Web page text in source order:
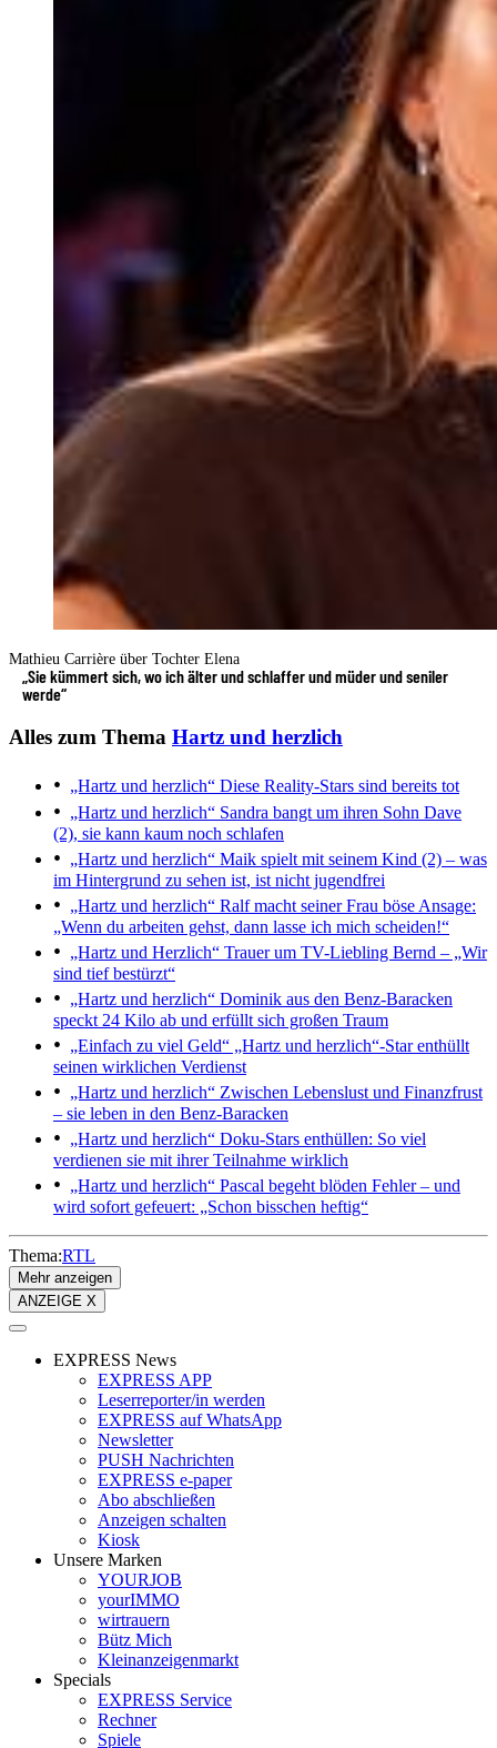
Mathieu Carrière über Tochter Elena
„Sie kümmert sich, wo ich älter und schlaffer und müder und seniler
werde“
Alles zum Thema Hartz und herzlich
„Hartz und herzlich“ Diese Reality-Stars sind bereits tot
„Hartz und herzlich“ Sandra bangt um ihren Sohn Dave
(2), sie kann kaum noch schlafen
„Hartz und herzlich“ Maik spielt mit seinem Kind (2) – was
im Hintergrund zu sehen ist, ist nicht jugendfrei
„Hartz und herzlich“ Ralf macht seiner Frau böse Ansage:
„Wenn du arbeiten gehst, dann lasse ich mich scheiden!“
„Hartz und Herzlich“ Trauer um TV-Liebling Bernd – „Wir
sind tief bestürzt“
„Hartz und herzlich“ Dominik aus den Benz-Baracken
speckt 24 Kilo ab und erfüllt sich großen Traum
„Einfach zu viel Geld“ „Hartz und herzlich“-Star enthüllt
seinen wirklichen Verdienst
„Hartz und herzlich“ Zwischen Lebenslust und Finanzfrust
– sie leben in den Benz-Baracken
„Hartz und herzlich“ Doku-Stars enthüllen: So viel
verdienen sie mit ihrer Teilnahme wirklich
„Hartz und herzlich“ Pascal begeht blöden Fehler – und
wird sofort gefeuert: „Schon bisschen heftig“
Thema:RTL
Mehr anzeigen
ANZEIGE X
EXPRESS News
EXPRESS APP
Leserreporter/in werden
EXPRESS auf WhatsApp
Newsletter
PUSH Nachrichten
EXPRESS e-paper
Abo abschließen
Anzeigen schalten
Kiosk
Unsere Marken
YOURJOB
yourIMMO
wirtrauern
Bütz Mich
Kleinanzeigenmarkt
Specials
EXPRESS Service
Rechner
Spiele